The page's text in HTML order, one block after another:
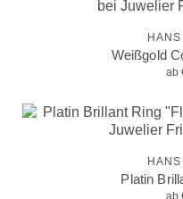
Weißgold
ab
Platin
ab